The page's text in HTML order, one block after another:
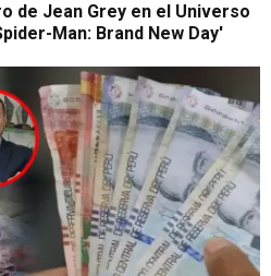
de Jean Grey en el Universo
Man: Brand New Day'